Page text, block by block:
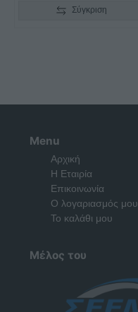
Σύγκριση
Menu
Αρχική
Η Εταιρία
Επικοινωνία
Ο λογαριασμός μου
Το καλάθι μου
Μέλος του